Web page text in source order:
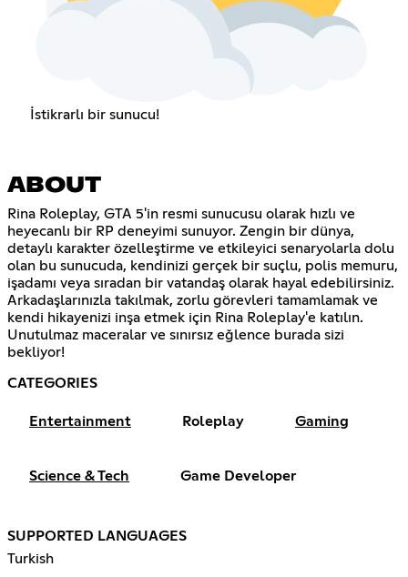
İstikrarlı bir sunucu!
ABOUT
Rina Roleplay, GTA 5'in resmi sunucusu olarak hızlı ve
heyecanlı bir RP deneyimi sunuyor. Zengin bir dünya,
detaylı karakter özelleştirme ve etkileyici senaryolarla dolu
olan bu sunucuda, kendinizi gerçek bir suçlu, polis memuru,
işadamı veya sıradan bir vatandaş olarak hayal edebilirsiniz.
Arkadaşlarınızla takılmak, zorlu görevleri tamamlamak ve
kendi hikayenizi inşa etmek için Rina Roleplay'e katılın.
Unutulmaz maceralar ve sınırsız eğlence burada sizi
bekliyor!
CATEGORIES
Entertainment Roleplay Gaming
Science & Tech Game Developer
SUPPORTED LANGUAGES
Turkish